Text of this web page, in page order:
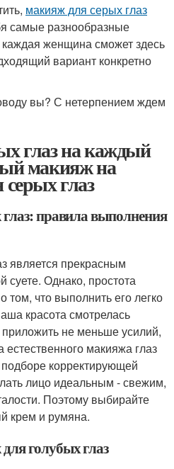
макияж для серых глаз
самые разнообразные
каждая женщина сможет здесь
вариант конкретно
вы? С нетерпением ждем
глаз на каждый
макияж на
глаз
правила выполнения
является прекрасным
Однако, простота
том, что выполнить его легко
красота смотрелась
не меньше усилий,
макияжа глаз
корректирующей
лицо идеальным - свежим,
Поэтому выбирайте
крем и румяна.
голубых глаз